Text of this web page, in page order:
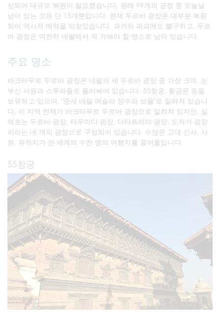
상되어 대규모 복원이 필요했습니다. 원래 99개의 궁정 중 오늘날
남아 있는 것은 단 15개뿐입니다. 현재 두르바 광장은 대부분 복원
되어 역사적 매력을 되찾았습니다. 과거의 파괴에도 불구하고, 두르
바 광장은 여전히 네팔에서 꼭 가봐야 할 명소로 남아 있습니다.
주요 명소
바크타푸르 두르바 광장은 네팔의 세 두르바 광장 중 가장 크며, 눈
부신 사원과 스투파들로 둘러싸여 있습니다. 55창궁, 황금문 등을
보유하고 있으며, "중세 네팔 예술의 정수와 보물"로 알려져 있습니
다. 이 지역 전체가 바크타푸르 두르바 광장으로 알려져 있지만, 실
제로는 두르바 광장, 타우마디 광장, 다타트레야 광장, 도자기 광장
이라는 네 개의 광장으로 구성되어 있습니다. 수많은 고대 신사, 사
원, 유적지가 전 세계의 수천 명의 여행자를 끌어들입니다.
55창궁